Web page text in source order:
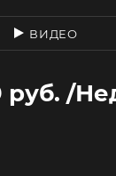
ВИДЕО
руб. /